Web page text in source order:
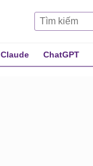
Claude ChatGPT